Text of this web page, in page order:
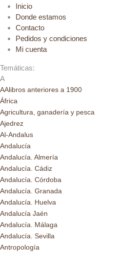
Inicio
Donde estamos
Contacto
Pedidos y condiciones
Mi cuenta
Temáticas:
A
AAlibros anteriores a 1900
África
Agricultura, ganadería y pesca
Ajedrez
Al-Andalus
Andalucía
Andalucía. Almería
Andalucía. Cádiz
Andalucía. Córdoba
Andalucía. Granada
Andalucía. Huelva
Andalucía Jaén
Andalucía. Málaga
Andalucía. Sevilla
Antropología